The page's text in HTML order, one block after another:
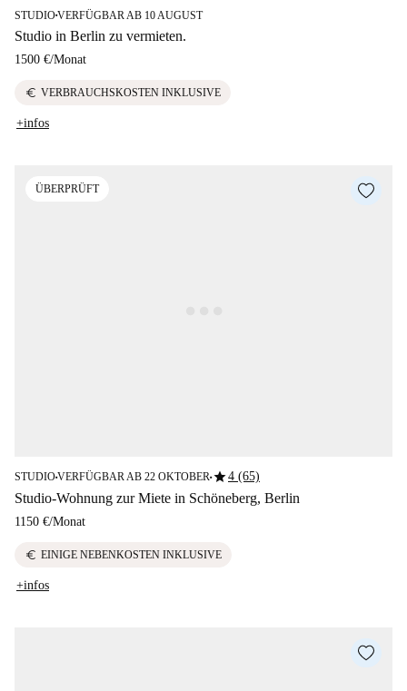
STUDIO■VERFÜGBAR AB 10 AUGUST
Studio in Berlin zu vermieten.
1500 €/Monat
euro VERBRAUCHSKOSTEN INKLUSIVE
+infos
ÜBERPRÜFT
STUDIO■VERFÜGBAR AB 22 OKTOBER■star4 (65)
Studio-Wohnung zur Miete in Schöneberg, Berlin
1150 €/Monat
euro EINIGE NEBENKOSTEN INKLUSIVE
+infos